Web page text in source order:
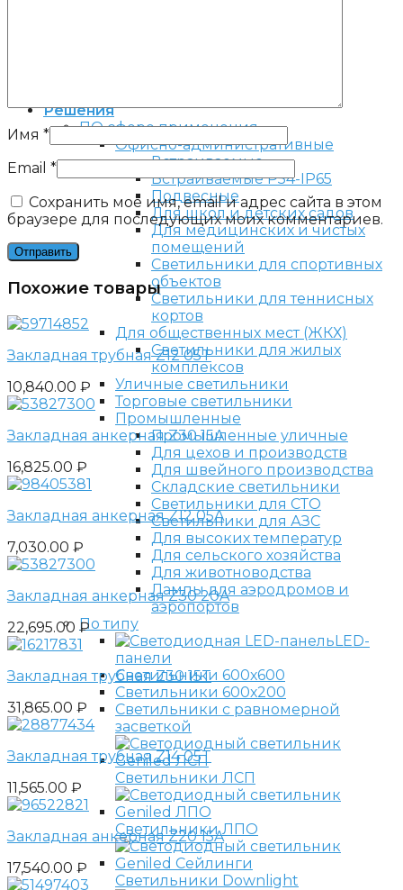
Решения
ПО сфере применения
Офисно-административные
Встраиваемые
Встраиваемые P54-IP65
Подвесные
Для школ и детских садов
Для медицинских и чистых
помещений
Светильники для спортивных
объектов
Светильники для теннисных
кортов
Для общественных мест (ЖКХ)
Светильники для жилых
комплексов
Уличные светильники
Торговые светильники
Промышленные
Промышленные уличные
Для цехов и производств
Для швейного производства
Складские светильники
Светильники для СТО
Светильники для АЗС
Для высоких температур
Для сельского хозяйства
Для животноводства
Лампы для аэродромов и
аэропортов
По типу
LED-
панели
Светильники 600х600
Светильники 600х200
Светильники с равномерной
засветкой
Светильники ЛСП
Светильники ЛПО
Светильники Downlight
Имя *
Email *
Сохранить моё имя, email и адрес сайта в этом
браузере для последующих моих комментариев.
Похожие товары
Закладная трубная Z12 05T
10,840.00 ₽
Закладная анкерная Z30 15A
16,825.00 ₽
Закладная анкерная Z12 05A
7,030.00 ₽
Закладная анкерная Z30 20A
22,695.00 ₽
Закладная трубная Z30 15T
31,865.00 ₽
Закладная трубная Z14 05T
11,565.00 ₽
Закладная анкерная Z20 15A
17,540.00 ₽